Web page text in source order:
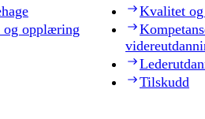
og opplæring
Kvalitet og
Tilskudd